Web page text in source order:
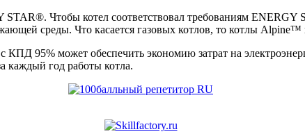
Чтобы котел соответствовал требованиям
среды. Что касается газовых котлов, то котлы
95% может обеспечить экономию затрат на
каждый год работы котла.